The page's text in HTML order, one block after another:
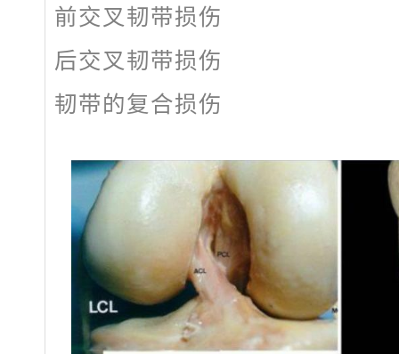
前交叉韧带损伤
后交叉韧带损伤
韧带的复合损伤